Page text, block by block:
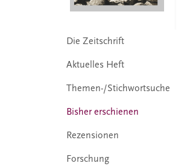
Die Zeitschrift
Aktuelles Heft
Themen-/Stichwortsuche
Bisher erschienen
Rezensionen
Forschung